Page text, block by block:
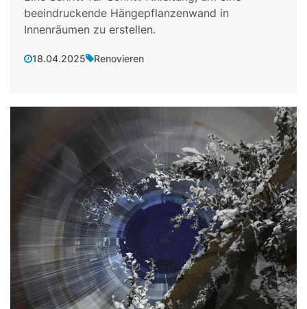
beeindruckende Hängepflanzenwand in
Innenräumen zu erstellen.
18.04.2025 Renovieren